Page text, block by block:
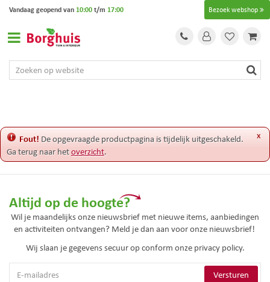
e
t
Bezoek webshop
Vandaag geopend van 10:00t/m 17:00
x
Fout! De opgevraagde productpagina is tijdelijk uitgeschakeld.
Ga terug naar hetoverzicht.
Altijd op de hoogte?
Wil je maandelijks onze nieuwsbrief met nieuwe items, aanbiedingen
en activiteiten ontvangen? Meld je dan aan voor onze nieuwsbrief!
Wij slaan je gegevens secuur op conform onze privacy policy.